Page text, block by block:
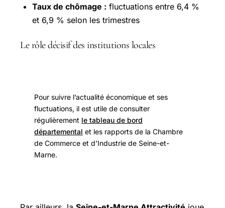
Taux de chômage : fluctuations entre 6,4 %
et 6,9 % selon les trimestres
Le rôle décisif des institutions locales
Pour suivre l’actualité économique et ses
fluctuations, il est utile de consulter
régulièrement le tableau de bord
départemental et les rapports de la Chambre
de Commerce et d’Industrie de Seine-et-
Marne.